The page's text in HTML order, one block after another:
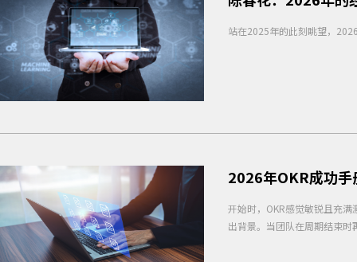
站在2025年的此刻眺望，
2026年OKR成功手
开始时，OKR感觉敏锐且充
出背景。当团队在周期结束